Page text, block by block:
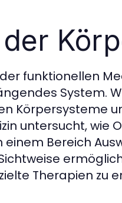
der
funktionellen
System.
Körpersysteme
untersucht, wie
einem Bereich
Therapien zu